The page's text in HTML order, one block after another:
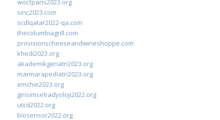
sinc2023.com
scdlqatar2022-qa.com
thecolumbiagrill.com
provisionscheeseandwineshoppe.com
khedi2023.org
akademikgeriatri2023.org
marmarapediatri2023.org
emchie2023.org
girisimselradyoloji2022.org
utcd2022.org
biosensor2022.org